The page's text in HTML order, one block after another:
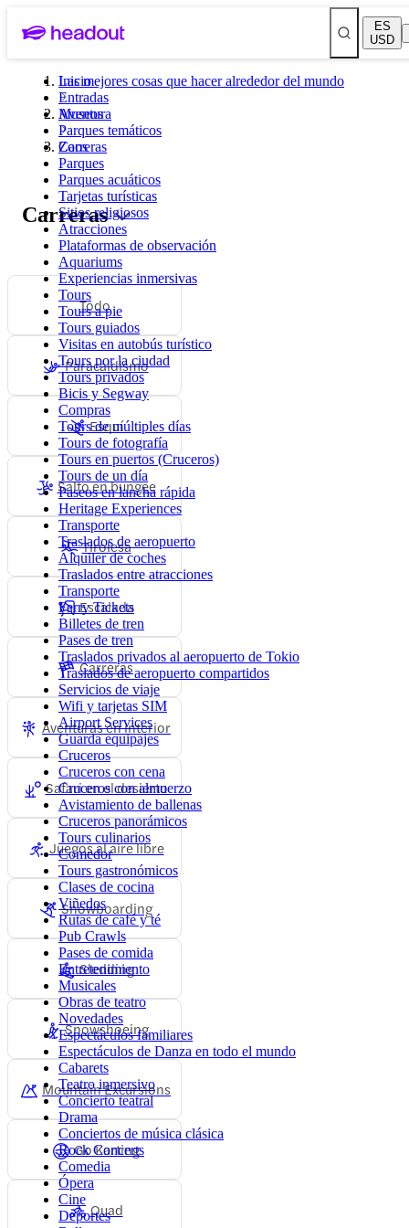
ES
USD
Las mejores cosas que hacer alrededor del mundo
Entradas
Museos
Parques temáticos
Zoos
Parques
Parques acuáticos
Tarjetas turísticas
Sitios religiosos
Atracciones
Plataformas de observación
Aquariums
Experiencias inmersivas
Tours
Tours a pie
Tours guiados
Visitas en autobús turístico
Tours por la ciudad
Tours privados
Bicis y Segway
Compras
Tours de múltiples días
Tours de fotografía
Tours en puertos (Cruceros)
Tours de un día
Paseos en lancha rápida
Heritage Experiences
Transporte
Traslados de aeropuerto
Alquiler de coches
Traslados entre atracciones
Transporte
Ferry Tickets
Billetes de tren
Pases de tren
Traslados privados al aeropuerto de Tokio
Traslados de aeropuerto compartidos
Servicios de viaje
Wifi y tarjetas SIM
Airport Services
Guarda equipajes
Cruceros
Cruceros con cena
Cruceros con almuerzo
Avistamiento de ballenas
Cruceros panorámicos
Tours culinarios
Comedor
Tours gastronómicos
Clases de cocina
Viñedos
Rutas de café y té
Pub Crawls
Pases de comida
Entretenimiento
Musicales
Obras de teatro
Novedades
Espectáculos familiares
Espectáculos de Danza en todo el mundo
Cabarets
Teatro inmersivo
Concierto teatral
Drama
Conciertos de música clásica
Rock Concerts
Comedia
Ópera
Cine
Deportes
Inicio
Aventura
Carreras
Carreras
Todo
Paracaidismo
Esquí
Salto en bungee
Tirolesa
Escalada
Carreras
Aventuras en interior
Safari en el desierto
Juegos al aire libre
Snowboarding
Sledding
Snowshoeing
Mountain Excursions
Go Karting
Quad